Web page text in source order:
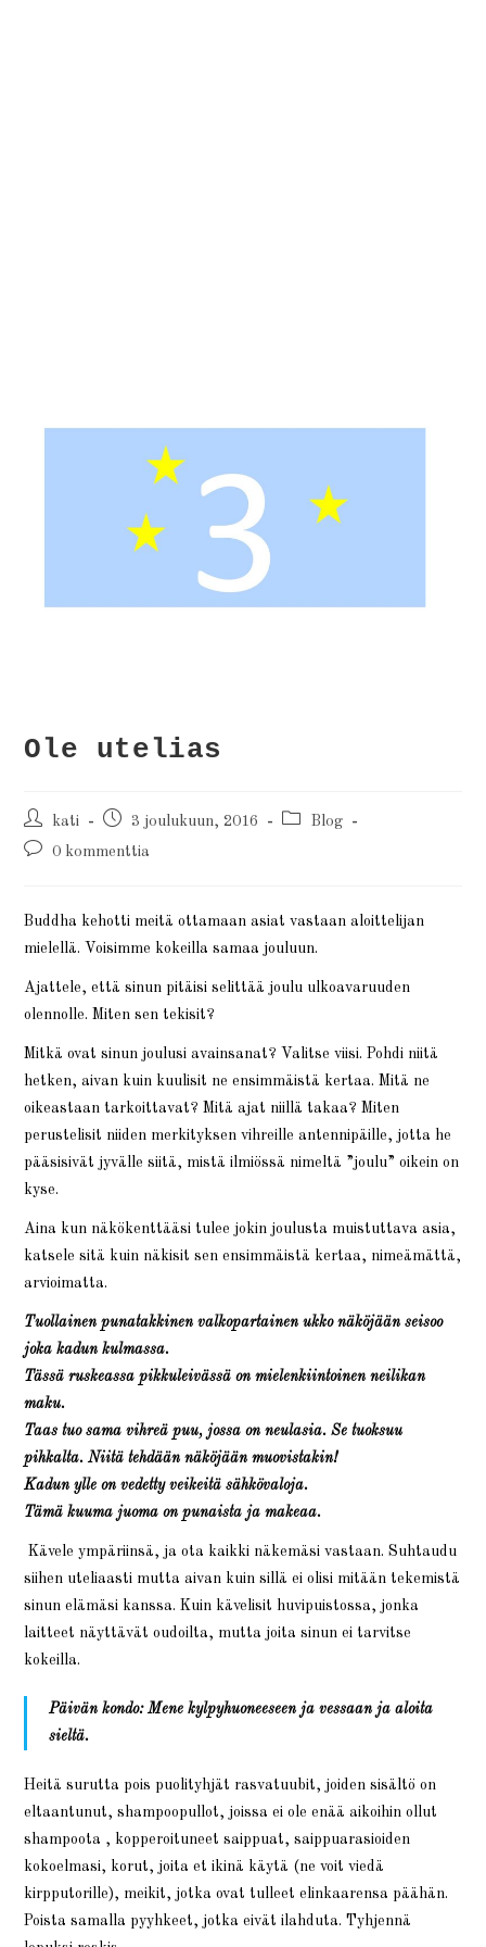
Ole utelias
kati 3 joulukuun, 2016
Blog
0 kommenttia
Buddha kehotti meitä ottamaan asiat vastaan aloittelijan
mielellä. Voisimme kokeilla samaa jouluun.
Ajattele, että sinun pitäisi selittää joulu ulkoavaruuden
olennolle. Miten sen tekisit?
Mitkä ovat sinun joulusi avainsanat? Valitse viisi. Pohdi niitä
hetken, aivan kuin kuulisit ne ensimmäistä kertaa. Mitä ne
oikeastaan tarkoittavat? Mitä ajat niillä takaa? Miten
perustelisit niiden merkityksen vihreille antennipäille, jotta he
pääsisivät jyvälle siitä, mistä ilmiössä nimeltä ”joulu” oikein on
kyse.
Aina kun näkökenttääsi tulee jokin joulusta muistuttava asia,
katsele sitä kuin näkisit sen ensimmäistä kertaa, nimeämättä,
arvioimatta.
Tuollainen punatakkinen valkopartainen ukko näköjään seisoo
joka kadun kulmassa.
Tässä ruskeassa pikkuleivässä on mielenkiintoinen neilikan
maku.
Taas tuo sama vihreä puu, jossa on neulasia. Se tuoksuu
pihkalta. Niitä tehdään näköjään muovistakin!
Kadun ylle on vedetty veikeitä sähkövaloja.
Tämä kuuma juoma on punaista ja makeaa.
Kävele ympäriinsä, ja ota kaikki näkemäsi vastaan. Suhtaudu
siihen uteliaasti mutta aivan kuin sillä ei olisi mitään tekemistä
sinun elämäsi kanssa. Kuin kävelisit huvipuistossa, jonka
laitteet näyttävät oudoilta, mutta joita sinun ei tarvitse
kokeilla.
Päivän kondo: Mene kylpyhuoneeseen ja vessaan ja aloita
sieltä.
Heitä surutta pois puolityhjät rasvatuubit, joiden sisältö on
eltaantunut, shampoopullot, joissa ei ole enää aikoihin ollut
shampoota , kopperoituneet saippuat, saippuarasioiden
kokoelmasi, korut, joita et ikinä käytä (ne voit viedä
kirpputorille), meikit, jotka ovat tulleet elinkaarensa päähän.
Poista samalla pyyhkeet, jotka eivät ilahduta. Tyhjennä